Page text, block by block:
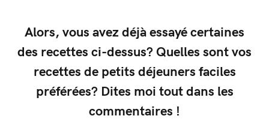
Alors, vous avez déjà essayé certaines
des recettes ci-dessus? Quelles sont vos
recettes de petits déjeuners faciles
préférées? Dites moi tout dans les
commentaires !